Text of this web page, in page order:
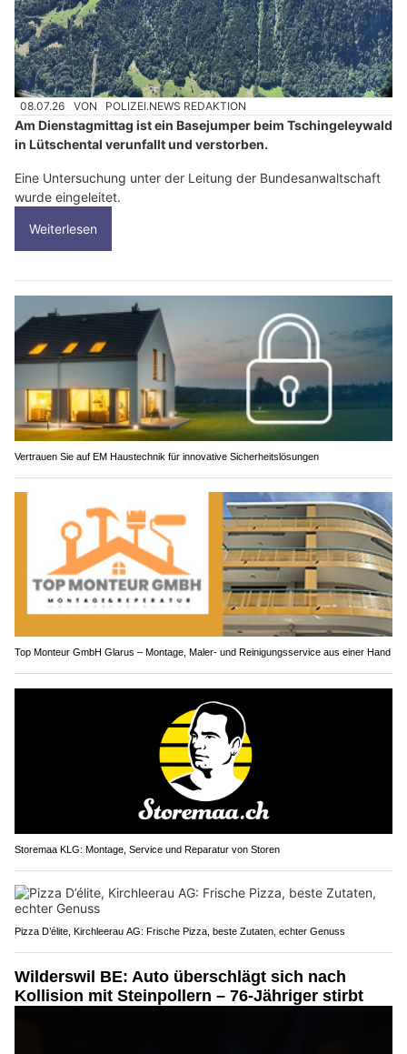
08.07.26 VON POLIZEI.NEWS REDAKTION
Am Dienstagmittag ist ein Basejumper beim Tschingeleywald
in Lütschental verunfallt und verstorben.
Eine Untersuchung unter der Leitung der Bundesanwaltschaft
wurde eingeleitet.
Weiterlesen
Vertrauen Sie auf EM Haustechnik für innovative Sicherheitslösungen
Top Monteur GmbH Glarus – Montage, Maler- und Reinigungsservice aus einer Hand
Storemaa KLG: Montage, Service und Reparatur von Storen
Pizza D’élite, Kirchleerau AG: Frische Pizza, beste Zutaten, echter Genuss
Wilderswil BE: Auto überschlägt sich nach
Kollision mit Steinpollern – 76-Jähriger stirbt